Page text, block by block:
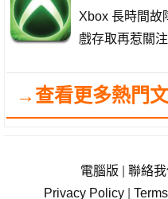
Xbox 長時間
戲存取再惹關注
→查看更多熱門
電腦版 聯絡我
Privacy Policy